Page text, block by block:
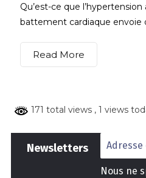
Qu’est-ce que
battement cardiaque envoie
Read More
171 total views , 1 views
Newsletters
Nous ne